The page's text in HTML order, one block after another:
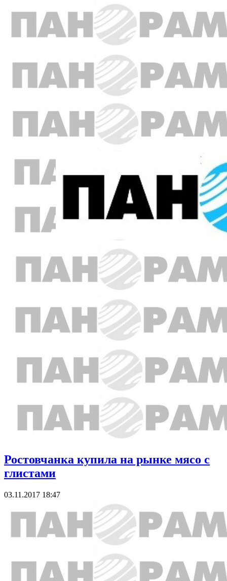
Ростовчанка купила на рынке мясо с
глистами
03.11.2017 18:47